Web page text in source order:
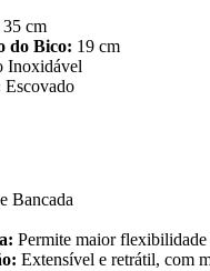
35 cm
do Bico: 19 cm
Inoxidável
Escovado
Bancada
Permite maior flexibilidade
Extensível e retrátil, com